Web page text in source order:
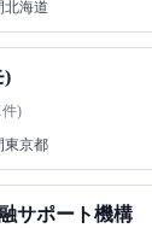
北海道
)
件)
東京都
サポート機構